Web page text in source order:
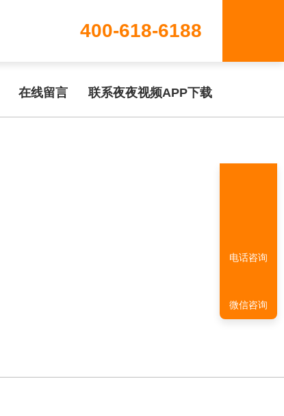
T1.COM/func.phpon line115
400-618-6188
在线留言 联系夜夜视频APP下载
电话咨询
微信咨询